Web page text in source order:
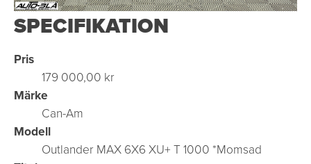
SPECIFIKATION
Pris
179 000,00 kr
Märke
Can-Am
Modell
Outlander MAX 6X6 XU+ T 1000 *Momsad